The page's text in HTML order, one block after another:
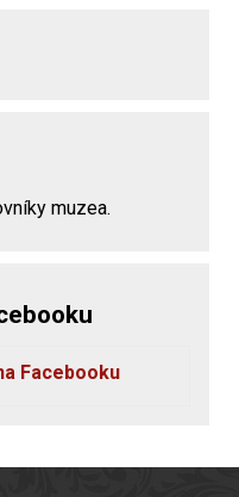
muzea.
Facebooku